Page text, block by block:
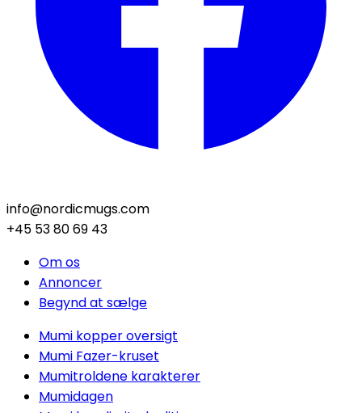
info@nordicmugs.com
+45 53 80 69 43
Om os
Annoncer
Begynd at sælge
Mumi kopper oversigt
Mumi Fazer-kruset
Mumitroldene karakterer
Mumidagen